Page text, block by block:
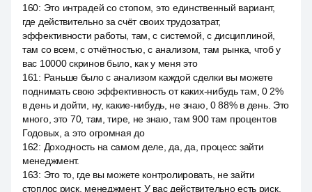
160: Это интрадей со стопом, это единственный вариант,
где действительно за счёт своих трудозатрат,
эффективности работы, там, с системой, с дисциплиной,
там со всем, с отчётностью, с анализом, там рынка, чтоб у
вас 10000 скринов было, как у меня это
161 : Раньше было с анализом каждой сделки вы можете
поднимать свою эффективность от каких-нибудь там, 0 2%
в день и дойти, ну, какие-нибудь, не знаю, 0 88% в день. Это
много, это 70, там, тире, не знаю, там 900 там процентов
Годовых, а это огромная до
162: Доходность на самом деле, да, да, процесс зайти
менеджмент.
163: Это то, где вы можете контролировать, не зайти
стоплос риск, менеджмент. У вас действительно есть риск,